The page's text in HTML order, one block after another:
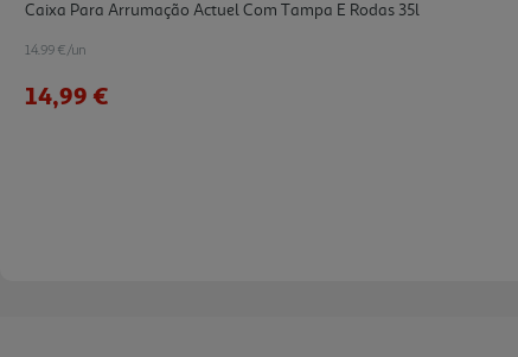
Caixa Para Arrumação Actuel Com Tampa E Rodas 35l
14.99 €/un
14,99 €